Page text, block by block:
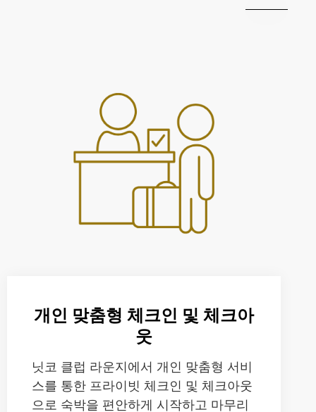
개인 맞춤형 체크인 및 체크아
웃
닛코 클럽 라운지에서 개인 맞춤형 서비
스를 통한 프라이빗 체크인 및 체크아웃
으로 숙박을 편안하게 시작하고 마무리